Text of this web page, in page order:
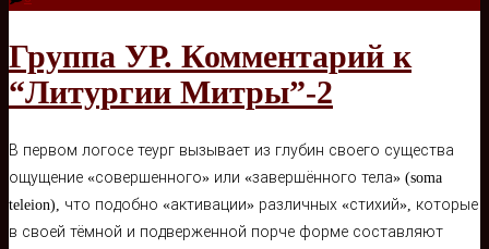
Группа УР. Комментарий к
“Литургии Митры”-2
В первом логосе теург вызывает из глубин своего существа
ощущение «совершенного» или «завершённого тела» (soma
teleion), что подобно «активации» различных «стихий», которые
в своей тёмной и подверженной порче форме составляют